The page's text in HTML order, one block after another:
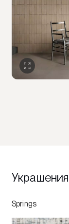
Украшения
Springs